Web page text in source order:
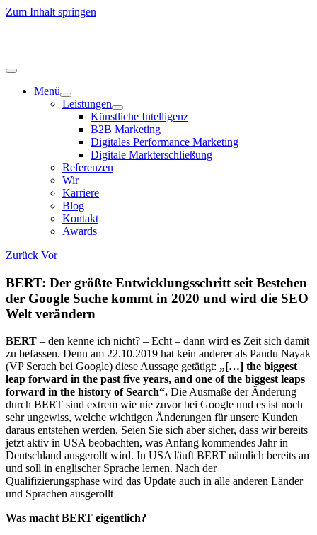
Zum Inhalt springen
Menü
Leistungen
Künstliche Intelligenz
B2B Marketing
Digitales Performance Marketing
Digitale Markterschließung
Referenzen
Wir
Karriere
Blog
Kontakt
Awards
Zurück Vor
BERT: Der größte Entwicklungsschritt seit Bestehen
der Google Suche kommt in 2020 und wird die SEO
Welt verändern
BERT – den kenne ich nicht? – Echt – dann wird es Zeit sich damit
zu befassen. Denn am 22.10.2019 hat kein anderer als Pandu Nayak
(VP Serach bei Google) diese Aussage getätigt: „[…] the biggest
leap forward in the past five years, and one of the biggest leaps
forward in the history of Search“. Die Ausmaße der Änderung
durch BERT sind extrem wie nie zuvor bei Google und es ist noch
sehr ungewiss, welche wichtigen Änderungen für unsere Kunden
daraus entstehen werden. Seien Sie sich aber sicher, dass wir bereits
jetzt aktiv in USA beobachten, was Anfang kommendes Jahr in
Deutschland ausgerollt wird. In USA läuft BERT nämlich bereits an
und soll in englischer Sprache lernen. Nach der
Qualifizierungsphase wird das Update auch in alle anderen Länder
und Sprachen ausgerollt
Was macht BERT eigentlich?